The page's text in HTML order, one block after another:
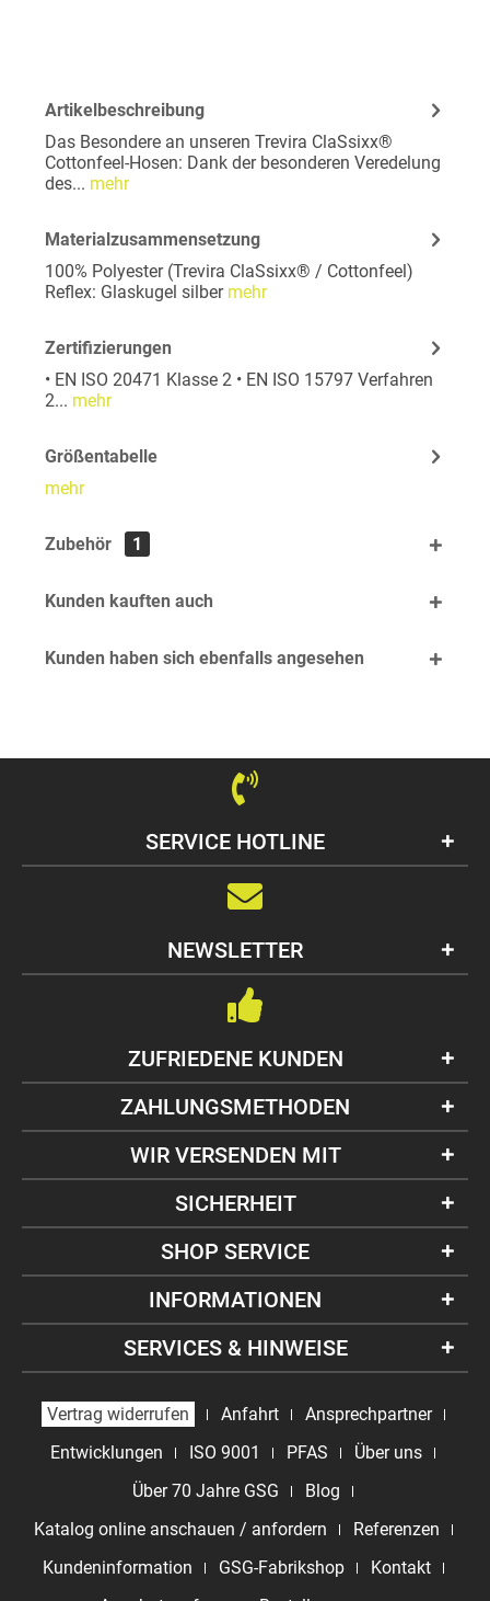
Artikelbeschreibung
Das Besondere an unseren Trevira ClaSsixx®
Cottonfeel-Hosen: Dank der besonderen Veredelung
des... mehr
Materialzusammensetzung
100% Polyester (Trevira ClaSsixx® / Cottonfeel)
Reflex: Glaskugel silber mehr
Zertifizierungen
• EN ISO 20471 Klasse 2 • EN ISO 15797 Verfahren
2... mehr
Größentabelle
mehr
Zubehör 1
Kunden kauften auch
Kunden haben sich ebenfalls angesehen
SERVICE HOTLINE
SHOP SERVICE
INFORMATIONEN
SERVICES & HINWEISE
NEWSLETTER
ZUFRIEDENE KUNDEN
ZAHLUNGSMETHODEN
WIR VERSENDEN MIT
SICHERHEIT
Vertrag widerrufen Anfahrt
Ansprechpartner
Entwicklungen
ISO 9001 PFAS
Über uns
Über 70 Jahre GSG
Blog
Katalog online anschauen / anfordern
Referenzen
Kundeninformation
GSG-Fabrikshop
Kontakt